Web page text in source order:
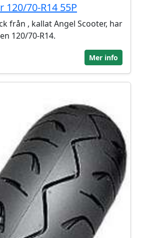
120/70-R14 55P
från , kallat Angel Scooter, har
120/70-R14.
Mer info